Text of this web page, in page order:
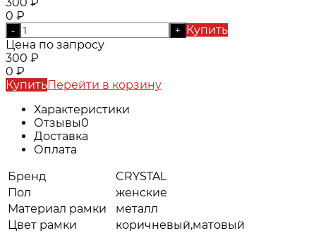
0 ₽
- +
Купить
Цена по запросу
300 ₽
0 ₽
КупитьПерейти в корзину
Характеристики
Отзывы0
Доставка
Оплата
Бренд
CRYSTAL
Пол
женские
Материал рамки
металл
Цвет рамки
коричневый,матовый